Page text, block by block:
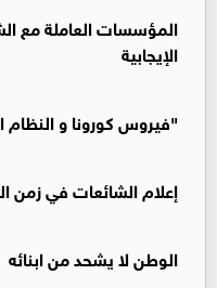
المؤسسات العاملة مع
الإيجابية
"فيروس كورونا و النظام
إعلام الشائعات في زمن
الوطن لا يشحد من ابنائه